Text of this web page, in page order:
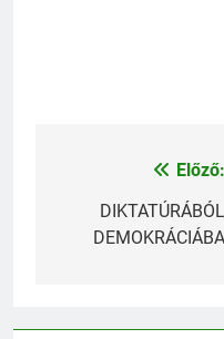
Bejegyzés
navigáció
DIKTATÚRÁBÓL